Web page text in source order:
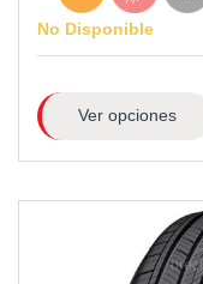
No Disponible
Ver opciones